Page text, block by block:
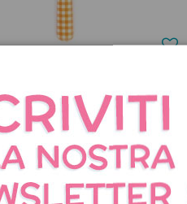
6,90 €